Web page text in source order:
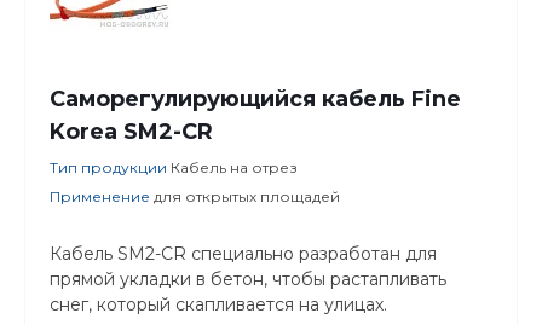
Саморегулирующийся кабель Fine
Korea SM2-CR
Тип продукции Кабель на отрез
Применение для открытых площадей
Кабель SM2-CR специально разработан для
прямой укладки в бетон, чтобы растапливать
снег, который скапливается на улицах.